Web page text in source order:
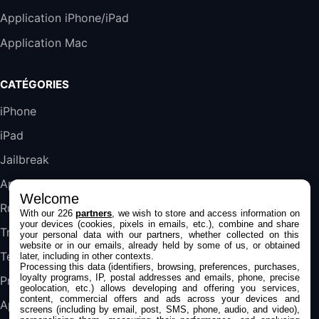
Galaxy S25 FE 6,7\" 5G Nano SIM 128 Go
Blanc
Application iPhone/iPad
Application Mac
CATÉGORIES
iPhone
iPad
Jailbreak
Applications
Rumeurs
Trucs & astuces
Tests
Promos
Apple
Welcome
With our 226partners , we wish to store and access information on
your devices (cookies, pixels in emails, etc.), combine and share
your personal data with our partners, whether collected on this
website or in our emails, already held by some of us, or obtained
later, including in other contexts.
Processing this data (identifiers, browsing, preferences, purchases,
loyalty programs, IP, postal addresses and emails, phone, precise
geolocation, etc.) allows developing and offering you services,
content, commercial offers and ads across your devices and
screens (including by email, post, SMS, phone, audio, and video),